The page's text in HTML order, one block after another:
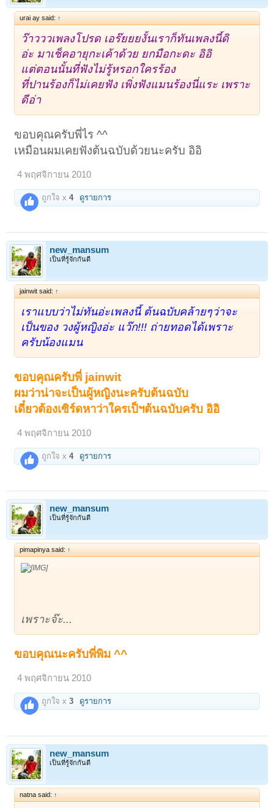
urai ay said: ↑
ว๊าวววเพลงโปรด เอร๊ยยยงั้นเราก็ทันเพลงนี้ดิ
อ่ะ มาเช็คอายุกะเค้าด้วย ยกมือกะดะ อิอิ
แต่ตอนนั้นที่ฟังไม่รู้หรอกใครร้อง
ที่ปานร้องก็ไม่เคยฟัง เพิ่งฟังแมนร้องนี่แระ เพราะ
ดีอ่า
ขอบคุณครับพี่ไร ^^
เหมือนผมเคยฟังต้นฉบับด้วยนะครับ อิอิ
4 พฤศจิกายน 2010
ถูกใจ x4 ดูรายการ
new_mansum
เป็นที่รู้จักกันดี
jainwit said: ↑
เราแบบว่าไม่ทันอ่ะเพลงนี้ ต้นฉบับคล้ายๆว่าจะ
เป็นของ วงผู้หญิงอ่ะ แว๊ก!!! ถ่ายทอดได้เพราะ
ครับน้องแมน
ขอบคุณครับพี่ jainwit
ผมว่าน่าจะเป็นผู้หญิงนะครับต้นฉบับ
เดี๋ยวต้องเซิร์ดหาว่าใครเป็ฯต้นฉบับครับ อิอิ
4 พฤศจิกายน 2010
ถูกใจ x4 ดูรายการ
new_mansum
เป็นที่รู้จักกันดี
pimapinya said: ↑
เพราะจ๊ะ...
ขอบคุณนะครับพี่พิม ^^
4 พฤศจิกายน 2010
ถูกใจ x3 ดูรายการ
new_mansum
เป็นที่รู้จักกันดี
natna said: ↑